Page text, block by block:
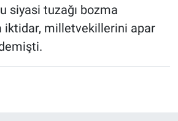
siyasi tuzağı bozma
iktidar, milletvekillerini apar